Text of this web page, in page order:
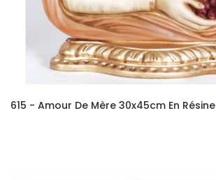
615 - Amour De Mère 30x45cm En Résine